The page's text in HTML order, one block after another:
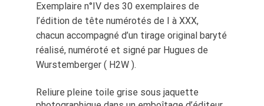
Exemplaire n°IV des 30 exemplaires de
l’édition de tête numérotés de I à XXX,
chacun accompagné d’un tirage original baryté
réalisé, numéroté et signé par Hugues de
Wurstemberger ( H2W ).
Reliure pleine toile grise sous jaquette